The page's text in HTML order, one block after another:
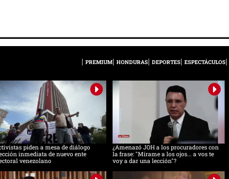
PREMIUM HONDURAS DEPORTES ESPECTÁCULOS
piden a mesa de diálogo
inmediata de nuevo ente
venezolano
¿Amenazó JOH a los procuradores con
la frase: "Mírame a los ojos... a vos te
voy a dar una lección"?